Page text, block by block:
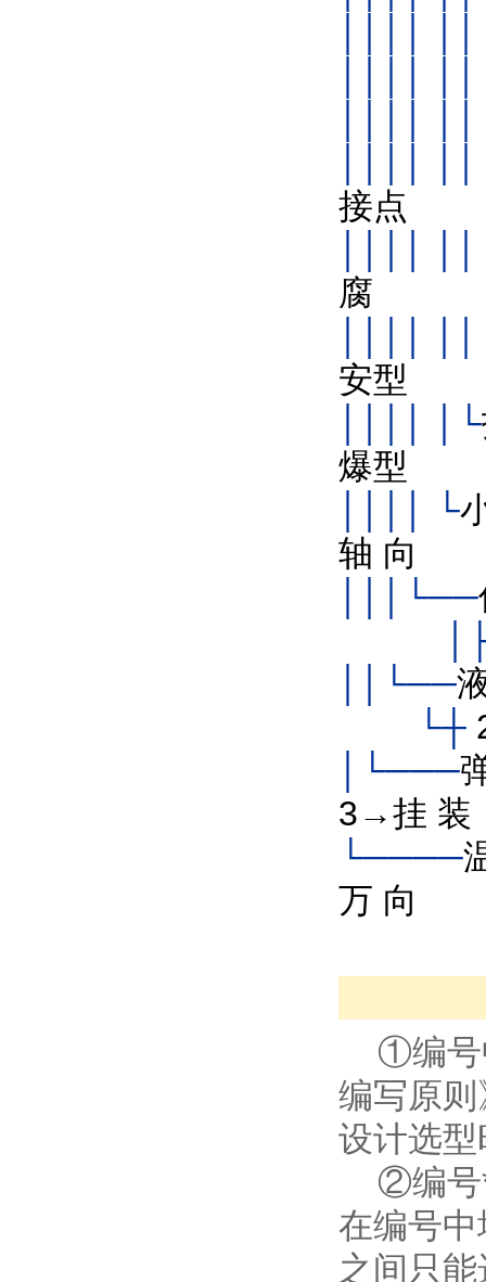
接点
腐
安型
││││ │└
爆型
││││ └
轴 向
│││└──
││└──
└┼
│└───
3→挂 装
└────
万 向
①编号
编写原则
设计选
②编号*
在编号中
之间只